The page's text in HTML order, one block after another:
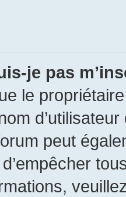
je pas
le
peut